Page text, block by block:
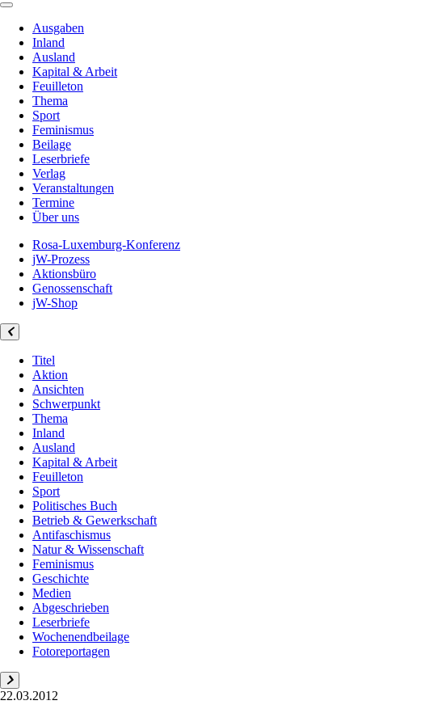
Ausgaben
Inland
Ausland
Kapital & Arbeit
Feuilleton
Thema
Sport
Feminismus
Beilage
Leserbriefe
Verlag
Veranstaltungen
Termine
Über uns
Rosa-Luxemburg-Konferenz
jW-Prozess
Aktionsbüro
Genossenschaft
jW-Shop
Titel
Aktion
Ansichten
Schwerpunkt
Thema
Inland
Ausland
Kapital & Arbeit
Feuilleton
Sport
Politisches Buch
Betrieb & Gewerkschaft
Antifaschismus
Natur & Wissenschaft
Feminismus
Geschichte
Medien
Abgeschrieben
Leserbriefe
Wochenendbeilage
Fotoreportagen
22.03.2012